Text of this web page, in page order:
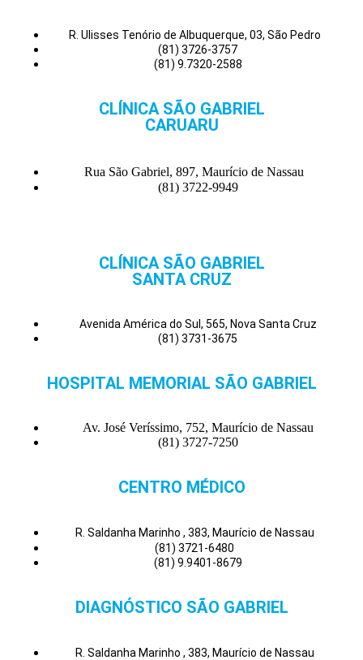
R. Ulisses Tenório de Albuquerque, 03, São Pedro
(81) 3726-3757
(81) 9.7320-2588
CLÍNICA SÃO GABRIEL
CARUARU
Rua São Gabriel, 897, Maurício de Nassau
(81) 3722-9949
CLÍNICA SÃO GABRIEL
SANTA CRUZ
Avenida América do Sul, 565, Nova Santa Cruz
(81) 3731-3675
HOSPITAL MEMORIAL SÃO GABRIEL
Av. José Veríssimo, 752, Maurício de Nassau
(81) 3727-7250
CENTRO MÉDICO
R. Saldanha Marinho , 383, Maurício de Nassau
(81) 3721-6480
(81) 9.9401-8679
DIAGNÓSTICO SÃO GABRIEL
R. Saldanha Marinho , 383, Maurício de Nassau